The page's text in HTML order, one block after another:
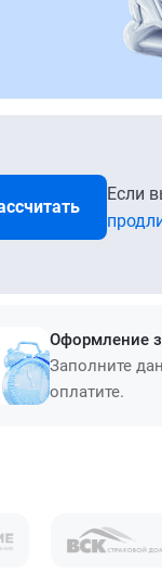
Если
Оформление
Заполните
оплатите.